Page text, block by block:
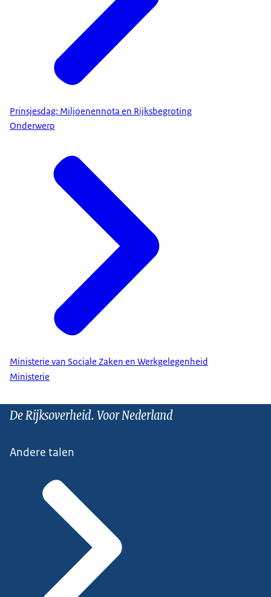
Prinsjesdag: Miljoenennota en Rijksbegroting
Onderwerp
Ministerie van Sociale Zaken en Werkgelegenheid
Ministerie
De Rijksoverheid. Voor Nederland
Andere talen